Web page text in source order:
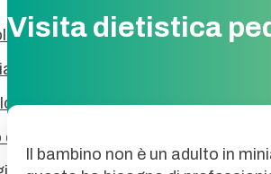
Pediatrica
Nutrizionale
Microbiomica Clinica
Visita dietistica
Il bambino non è un adulto in